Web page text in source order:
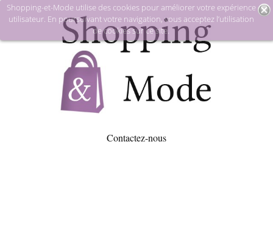
Contactez-nous
Shopping-et-Mode utilise des cookies pour améliorer votre expérience
utilisateur. En poursuivant votre navigation, vous acceptez l’utilisation
de cookies sur ce site.